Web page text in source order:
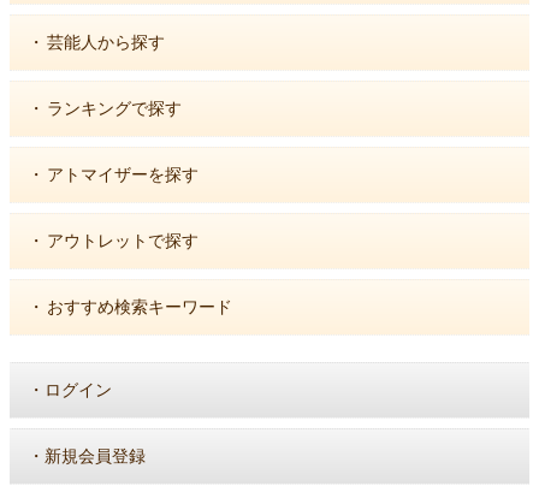
・ 芸能人から探す
・ ランキングで探す
・ アトマイザーを探す
・ アウトレットで探す
・ おすすめ検索キーワード
・ ログイン
・ 新規会員登録